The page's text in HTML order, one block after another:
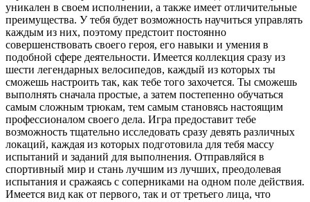
уникален в своем исполнении, а также имеет отличительные
преимущества. У тебя будет возможность научиться управлять
каждым из них, поэтому предстоит постоянно
совершенствовать своего героя, его навыки и умения в
подобной сфере деятельности. Имеется коллекция сразу из
шести легендарных велосипедов, каждый из которых ты
сможешь настроить так, как тебе того захочется. Ты сможешь
выполнять сначала простые, а затем постепенно обучаться
самым сложным трюкам, тем самым становясь настоящим
профессионалом своего дела. Игра предоставит тебе
возможность тщательно исследовать сразу девять различных
локаций, каждая из которых подготовила для тебя массу
испытаний и заданий для выполнения. Отправляйся в
спортивный мир и стань лучшим из лучших, преодолевая
испытания и сражаясь с соперниками на одном поле действия.
Имеется вид как от первого, так и от третьего лица, что